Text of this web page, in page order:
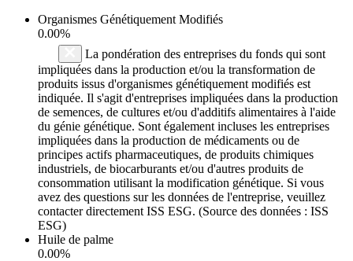
Organismes Génétiquement Modifiés
0.00%
La pondération des entreprises du fonds qui sont
impliquées dans la production et/ou la transformation de
produits issus d'organismes génétiquement modifiés est
indiquée. Il s'agit d'entreprises impliquées dans la production
de semences, de cultures et/ou d'additifs alimentaires à l'aide
du génie génétique. Sont également incluses les entreprises
impliquées dans la production de médicaments ou de
principes actifs pharmaceutiques, de produits chimiques
industriels, de biocarburants et/ou d'autres produits de
consommation utilisant la modification génétique. Si vous
avez des questions sur les données de l'entreprise, veuillez
contacter directement ISS ESG. (Source des données : ISS
ESG)
Huile de palme
0.00%